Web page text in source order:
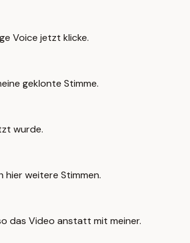
Voice jetzt klicke.
geklonte Stimme.
wurde.
hier weitere Stimmen.
das Video anstatt mit meiner.